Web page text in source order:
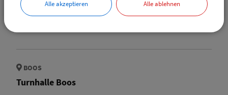
BOOS
BOOS
Turnhalle Boos
Alle akzeptieren Alle ablehnen